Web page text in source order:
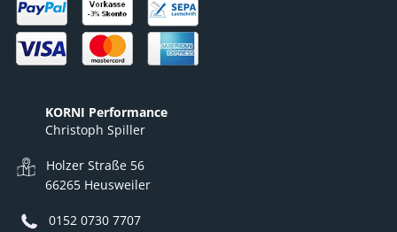
KORNI Performance
Christoph Spiller
Holzer Straße 56
66265 Heusweiler
0152 0730 7707